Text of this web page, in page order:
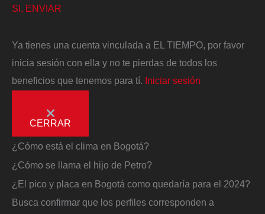
SI, ENVIAR
Ya tienes una cuenta vinculada a EL TIEMPO, por favor
inicia sesión con ella y no te pierdas de todos los
beneficios que tenemos para tí. Iniciar sesión
CERRAR
¿Cómo está el clima en Bogotá?
¿Cómo se llama el hijo de Petro?
¿El pico y placa en Bogotá como quedaría para el 2024?
Busca confirmar que los perfiles corresponden a